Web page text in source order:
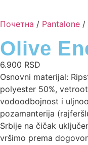
Почетна / Pantalone /
Olive
6.900 RSD
Osnovni materijal:
polyester 50%,
vodoodbojnost i
pozamanterija
Srbije na čičak
vršimo prema